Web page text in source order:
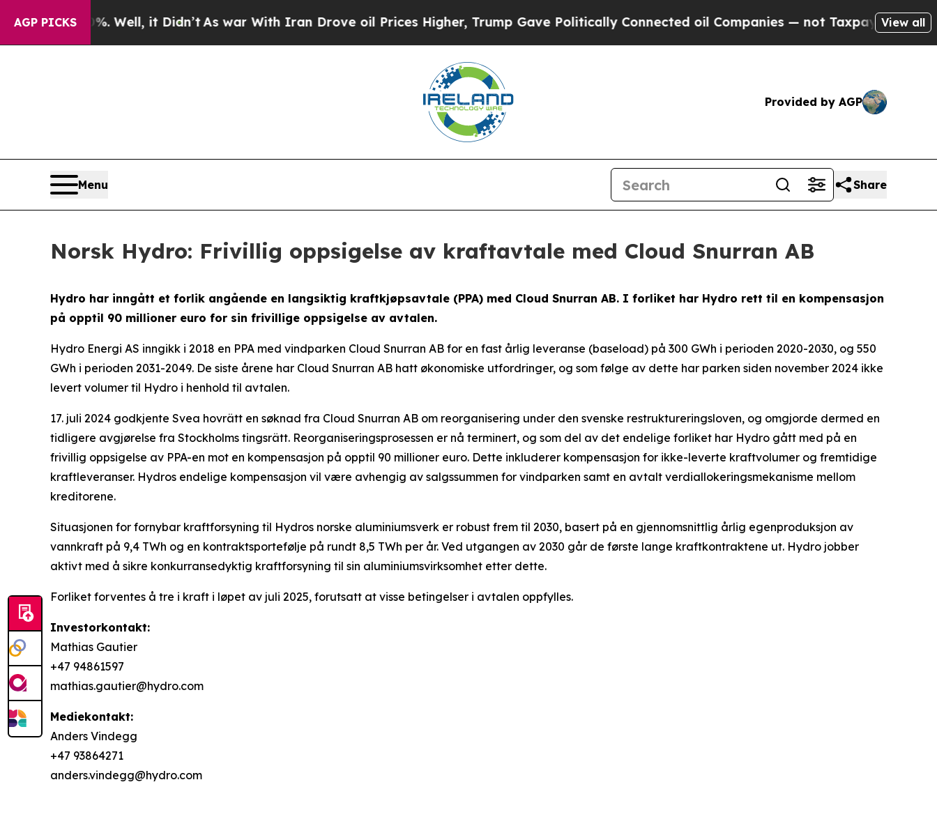
AGP PICKS
40%. Well, it Didn’t As war With Iran Drove oil Prices Higher, Trump Gave Politically Connected oil Companies — not Taxpayers — theView all
Provided by AGP
Menu Share
Norsk Hydro: Frivillig oppsigelse av kraftavtale med Cloud Snurran AB
Hydro har inngått et forlik angående en langsiktig kraftkjøpsavtale (PPA) med Cloud Snurran AB. I forliket har Hydro rett til en kompensasjon
på opptil 90 millioner euro for sin frivillige oppsigelse av avtalen.
Hydro Energi AS inngikk i 2018 en PPA med vindparken Cloud Snurran AB for en fast årlig leveranse (baseload) på 300 GWh i perioden 2020-2030, og 550
GWh i perioden 2031-2049. De siste årene har Cloud Snurran AB hatt økonomiske utfordringer, og som følge av dette har parken siden november 2024 ikke
levert volumer til Hydro i henhold til avtalen.
17. juli 2024 godkjente Svea hovrätt en søknad fra Cloud Snurran AB om reorganisering under den svenske restruktureringsloven, og omgjorde dermed en
tidligere avgjørelse fra Stockholms tingsrätt. Reorganiseringsprosessen er nå terminert, og som del av det endelige forliket har Hydro gått med på en
frivillig oppsigelse av PPA-en mot en kompensasjon på opptil 90 millioner euro. Dette inkluderer kompensasjon for ikke-leverte kraftvolumer og fremtidige
kraftleveranser. Hydros endelige kompensasjon vil være avhengig av salgssummen for vindparken samt en avtalt verdiallokeringsmekanisme mellom
kreditorene.
Situasjonen for fornybar kraftforsyning til Hydros norske aluminiumsverk er robust frem til 2030, basert på en gjennomsnittlig årlig egenproduksjon av
vannkraft på 9,4 TWh og en kontraktsportefølje på rundt 8,5 TWh per år. Ved utgangen av 2030 går de første lange kraftkontraktene ut. Hydro jobber
aktivt med å sikre konkurransedyktig kraftforsyning til sin aluminiumsvirksomhet etter dette.
Forliket forventes å tre i kraft i løpet av juli 2025, forutsatt at visse betingelser i avtalen oppfylles.
Investorkontakt:
Mathias Gautier
+47 94861597
mathias.gautier@hydro.com
Mediekontakt:
Anders Vindegg
+47 93864271
anders.vindegg@hydro.com